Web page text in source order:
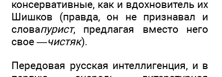
консервативные, как и вдохновитель их
Шишков (правда, он не признавал и
словапурист, предлагая вместо него
свое —чистяк).
Передовая русская интеллигенция, и в